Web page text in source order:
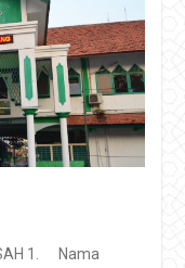
1. Nama